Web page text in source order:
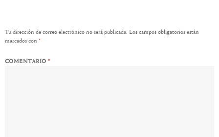
Tu dirección de correo electrónico no será publicada. Los campos obligatorios están
marcados con *
COMENTARIO*